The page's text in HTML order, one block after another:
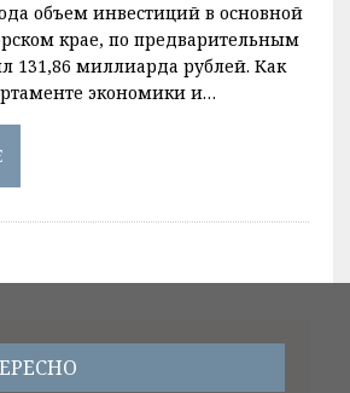
объем инвестиций в основной
крае, по предварительным
131,86 миллиарда рублей. Как
экономики и…